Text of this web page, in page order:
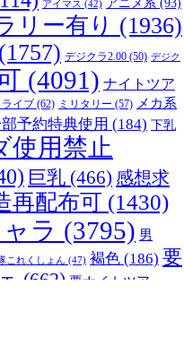
アイマス (42) アニメ系 (93)
リー有り (1936)
(1757) デジクラ2.00 (50) デジク
(4091) ナイトツア
イブ (62) ミリタリー (57) メカ系
予約特典使用 (184) 下乳
使用禁止
巨乳 (466) 感想求
再配布可 (1430)
ラ (3795) 男
これくしょん (47) 褐色 (186) 要
(662) 要ナイトツアー